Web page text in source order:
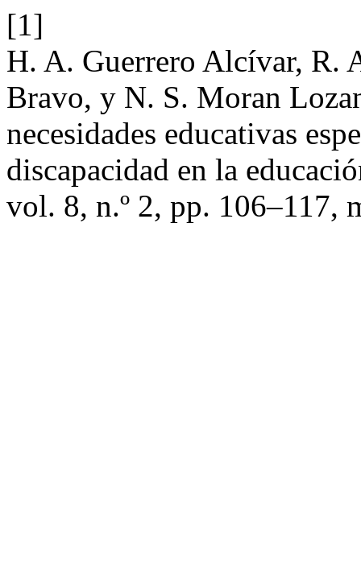
[1]
H. A. Guerrero Alcívar, R.
Bravo, y N. S. Moran
necesidades educativas
discapacidad en la
vol. 8, n.º 2, pp. 106–117,